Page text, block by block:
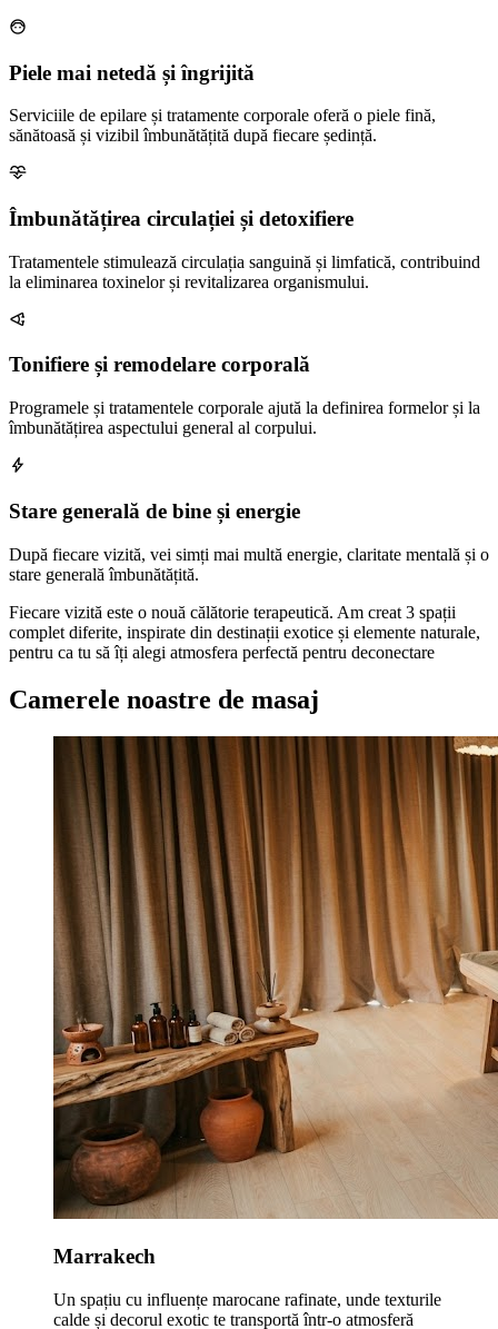
face_6
Piele mai netedă și îngrijită
Serviciile de epilare și tratamente corporale oferă o piele fină,
sănătoasă și vizibil îmbunătățită după fiecare ședință.
cardiology
Îmbunătățirea circulației și detoxifiere
Tratamentele stimulează circulația sanguină și limfatică, contribuind
la eliminarea toxinelor și revitalizarea organismului.
body_fat
Tonifiere și remodelare corporală
Programele și tratamentele corporale ajută la definirea formelor și la
îmbunătățirea aspectului general al corpului.
bolt
Stare generală de bine și energie
După fiecare vizită, vei simți mai multă energie, claritate mentală și o
stare generală îmbunătățită.
Fiecare vizită este o nouă călătorie terapeutică. Am creat 3 spații
complet diferite, inspirate din destinații exotice și elemente naturale,
pentru ca tu să îți alegi atmosfera perfectă pentru deconectare
Camerele noastre de masaj
Marrakech
Un spațiu cu influențe marocane rafinate, unde texturile
calde și decorul exotic te transportă într-o atmosferă